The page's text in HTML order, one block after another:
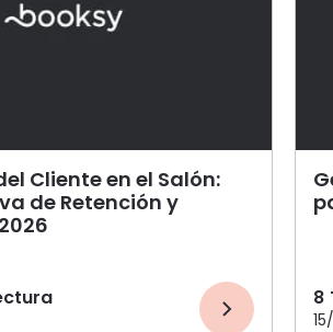
Cliente en el Salón:
de Retención y
8